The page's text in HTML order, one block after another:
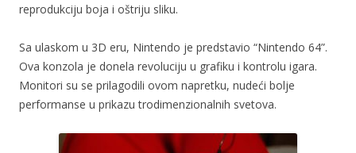
reprodukciju boja i oštriju sliku.
Sa ulaskom u 3D eru, Nintendo je predstavio “Nintendo 64”.
Ova konzola je donela revoluciju u grafiku i kontrolu igara.
Monitori su se prilagodili ovom napretku, nudeći bolje
performanse u prikazu trodimenzionalnih svetova.